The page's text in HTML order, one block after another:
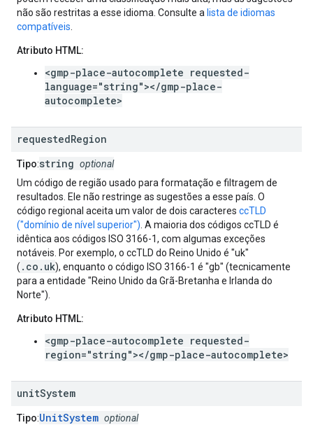
não são restritas a esse idioma. Consulte a lista de idiomas
compatíveis
Atributo HTML:
<gmp-place-autocomplete requested-
language="string"></gmp-place-
autocomplete>
requestedRegion
Tipo:string optional
Um código de região usado para formatação e filtragem de
resultados. Ele não restringe as sugestões a esse país. O
código regional aceita um valor de dois caracteres ccTLD
("domínio de nível superior") . A maioria dos códigos ccTLD é
idêntica aos códigos ISO 3166-1, com algumas exceções
notáveis. Por exemplo, o ccTLD do Reino Unido é "uk"
( .co.uk), enquanto o código ISO 3166-1 é "gb" (tecnicamente
para a entidade "Reino Unido da Grã-Bretanha e Irlanda do
Norte").
Atributo HTML:
<gmp-place-autocomplete requested-
region="string"></gmp-place-autocomplete>
unitSystem
Tipo:UnitSystem optional